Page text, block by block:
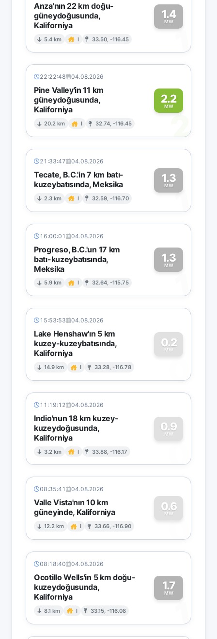
Anza'nın 22 km doğu-
güneydoğusunda,
Kaliforniya
5.4 km I 33.50, -116.45
1.4
MW
1
22:22:48 04.08.2026
Pine Valley'in 11 km
güneydoğusunda,
Kaliforniya
20.2 km I 32.74, -116.45
2.2
MW
2
21:33:47 04.08.2026
Tecate, B.C.'in 7 km batı-
kuzeybatısında, Meksika
2.3 km I 32.59, -116.70
1.3
MW1
16:00:01 04.08.2026
Progreso, B.C.'un 17 km
batı-kuzeybatısında,
Meksika
5.9 km I 32.64, -115.75
1.3
MW
1
15:53:53 04.08.2026
Lake Henshaw'ın 5 km
kuzey-kuzeybatısında,
Kaliforniya
14.9 km I 33.28, -116.78
0.2
MW
0
11:19:12 04.08.2026
Indio'nun 18 km kuzey-
kuzeydoğusunda,
Kaliforniya
3.2 km I 33.88, -116.17
0.9
MW
0
08:35:41 04.08.2026
Valle Vista'nın 10 km
güneyinde, Kaliforniya
12.2 km I 33.66, -116.90
0.6
MW
0
08:18:40 04.08.2026
Ocotillo Wells'in 5 km doğu-
kuzeydoğusunda,
Kaliforniya
8.1 km I 33.15, -116.08
1.7
MW
1